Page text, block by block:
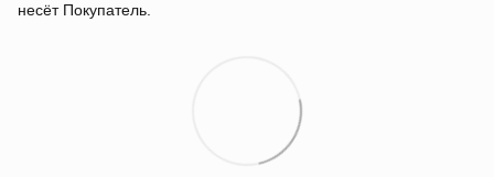
несёт Покупатель.